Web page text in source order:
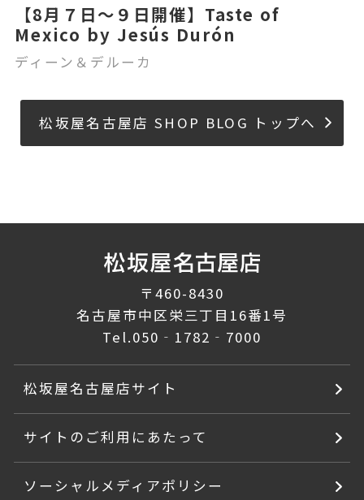
【8月７日～９日開催】Taste of
Mexico by Jesús Durón
ディーン＆デルーカ
松坂屋名古屋店 SHOP BLOG トップへ
〒460-8430
名古屋市中区栄三丁目16番1号
Tel.050‐1782‐7000
松坂屋名古屋店サイト
サイトのご利用にあたって
ソーシャルメディアポリシー